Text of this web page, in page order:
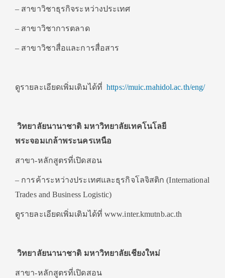
– สาขาวิชาธุรกิจระหว่างประเทศ
– สาขาวิชาการตลาด
– สาขาวิชาสื่อและการสื่อสาร
ดูรายละเอียดเพิ่มเติมได้ที่https://muic.mahidol.ac.th/eng/
วิทยาลัยนานาชาติ มหาวิทยาลัยเทคโนโลยี
พระจอมเกล้าพระนครเหนือ
สาขา-หลักสูตรที่เปิดสอน
– การค้าระหว่างประเทศและธุรกิจโลจิสติก (International
Trades and Business Logistic)
ดูรายละเอียดเพิ่มเติมได้ที่ www.inter.kmutnb.ac.th
วิทยาลัยนานาชาติ มหาวิทยาลัยเชียงใหม่
สาขา-หลักสูตรที่เปิดสอน